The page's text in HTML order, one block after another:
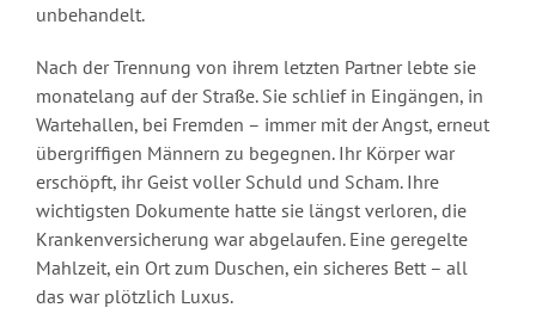
unbehandelt.
Nach der Trennung von ihrem letzten Partner lebte sie
monatelang auf der Straße. Sie schlief in Eingängen, in
Wartehallen, bei Fremden – immer mit der Angst, erneut
übergriffigen Männern zu begegnen. Ihr Körper war
erschöpft, ihr Geist voller Schuld und Scham. Ihre
wichtigsten Dokumente hatte sie längst verloren, die
Krankenversicherung war abgelaufen. Eine geregelte
Mahlzeit, ein Ort zum Duschen, ein sicheres Bett – all
das war plötzlich Luxus.